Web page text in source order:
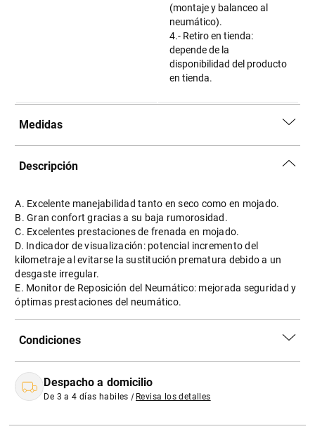
(montaje y balanceo al
neumático).
4.- Retiro en tienda:
depende de la
disponibilidad del producto
en tienda.
Medidas
Descripción
A. Excelente manejabilidad tanto en seco como en mojado.
B. Gran confort gracias a su baja rumorosidad.
C. Excelentes prestaciones de frenada en mojado.
D. Indicador de visualización: potencial incremento del
kilometraje al evitarse la sustitución prematura debido a un
desgaste irregular.
E. Monitor de Reposición del Neumático: mejorada seguridad y
óptimas prestaciones del neumático.
Condiciones
Despacho a domicilio
De 3 a 4 días habiles | Revisa los detalles